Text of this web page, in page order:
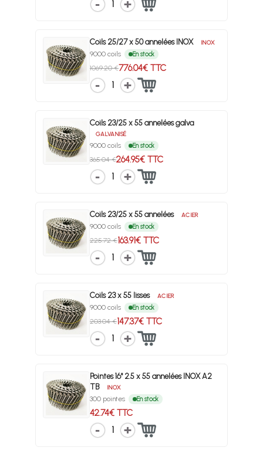
1
Coils 25/27 x 50 annelées INOX INOX
9000 coils En stock
1069.20 €776.04€ TTC
1
Coils 23/25 x 55 annelées galva
GALVANISÉ
9000 coils En stock
365.04 €264.95€ TTC
1
Coils 23/25 x 55 annelées ACIER
9000 coils En stock
225.72 €163.91€ TTC
1
Coils 23 x 55 lisses ACIER
9000 coils En stock
203.04 €147.37€ TTC
1
Pointes 16° 2.5 x 55 annelées INOX A2
TB
INOX
300 pointes En stock
42.74€ TTC
1